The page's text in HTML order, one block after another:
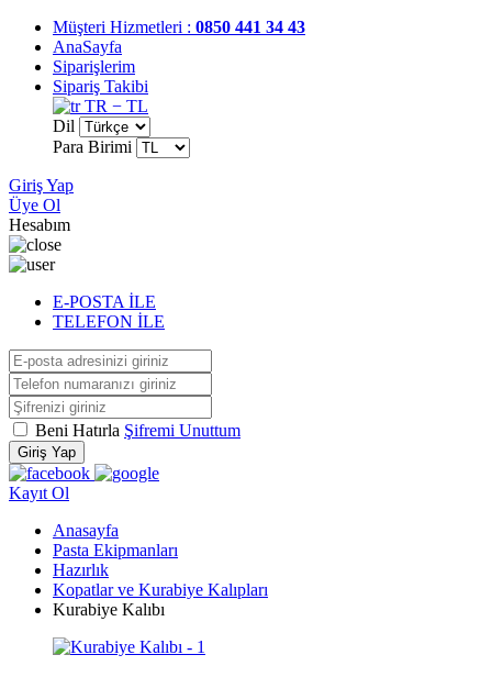
Müşteri Hizmetleri : 0850 441 34 43
AnaSayfa
Siparişlerim
Sipariş Takibi
TR − TL
Dil
Para Birimi
Giriş Yap
Üye Ol
Hesabım
E-POSTA İLE
TELEFON İLE
Beni Hatırla Şifremi Unuttum
Giriş Yap
Kayıt Ol
Anasayfa
Pasta Ekipmanları
Hazırlık
Kopatlar ve Kurabiye Kalıpları
Kurabiye Kalıbı